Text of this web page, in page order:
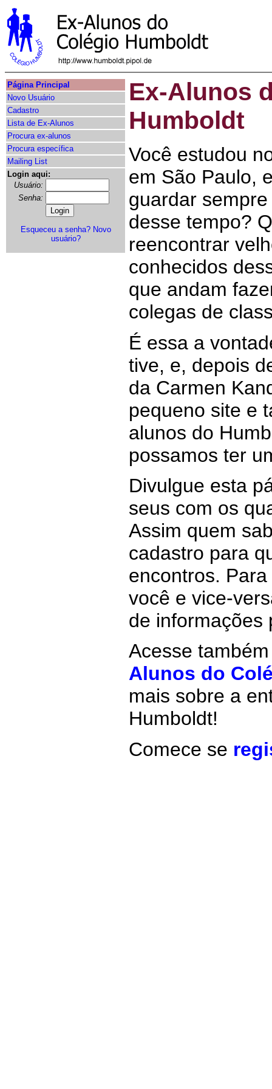
Página Principal
Novo Usuário
Cadastro
Lista de Ex-Alunos
Procura ex-alunos
Procura específica
Mailing List
Login aqui:
Usuário:
Senha:
Esqueceu a senha? Novo
usuário?
Ex-Alunos
Humboldt
Você estudou
em São Paulo,
guardar
desse tempo?
reencontrar
conhecidos
que andam
colegas de
É essa a
tive, e, depois
da Carmen
pequeno site e
alunos do
possamos ter
Divulgue esta
seus com os
Assim quem
cadastro para
encontros.
você e vice-
de informações
Acesse
Alunos do
mais sobre a
Humboldt!
Comece se